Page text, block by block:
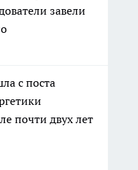
завели
с поста
почти двух лет